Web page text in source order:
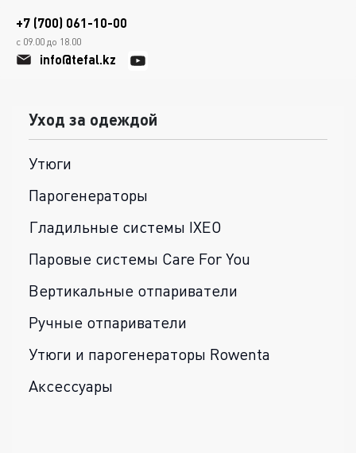
+7 (700) 061-10-00
с 09.00 до 18.00
info@tefal.kz
Уход за одеждой
Утюги
Парогенераторы
Гладильные системы IXEO
Паровые системы Care For You
Вертикальные отпариватели
Ручные отпариватели
Утюги и парогенераторы Rowenta
Аксессуары